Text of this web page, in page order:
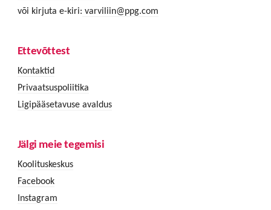
või kirjuta e-kiri: varviliin@ppg.com
Ettevõttest
Kontaktid
Privaatsuspoliitika
Ligipääsetavuse avaldus
Jälgi meie tegemisi
Koolituskeskus
Facebook
Instagram